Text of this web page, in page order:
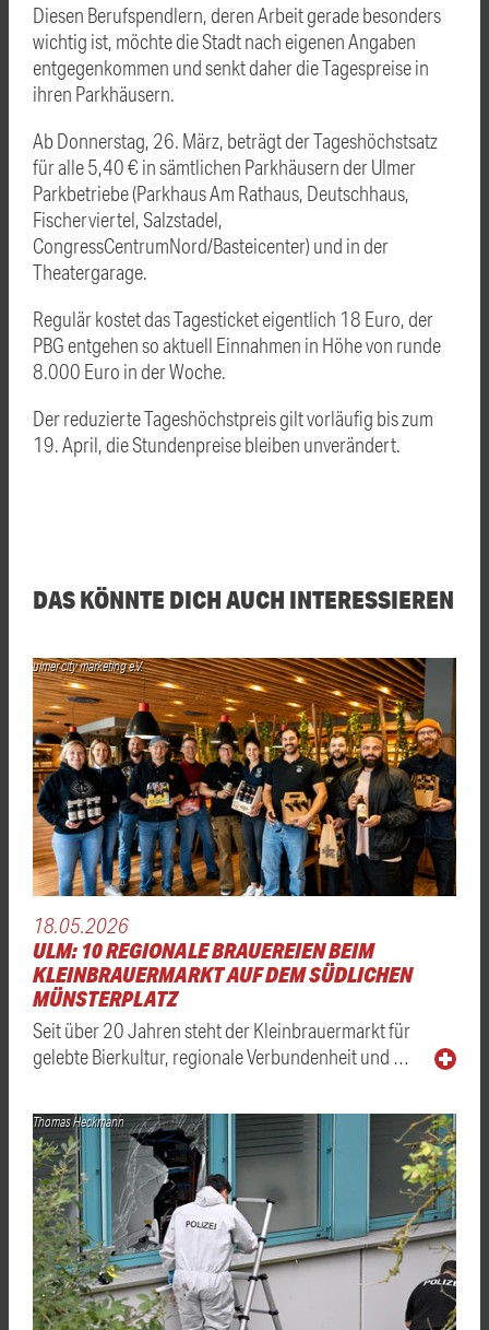
Diesen Berufspendlern, deren Arbeit gerade besonders
wichtig ist, möchte die Stadt nach eigenen Angaben
entgegenkommen und senkt daher die Tagespreise in
ihren Parkhäusern.
Ab Donnerstag, 26. März, beträgt der Tageshöchstsatz
für alle 5,40 € in sämtlichen Parkhäusern der Ulmer
Parkbetriebe (Parkhaus Am Rathaus, Deutschhaus,
Fischerviertel, Salzstadel,
CongressCentrumNord/Basteicenter) und in der
Theatergarage.
Regulär kostet das Tagesticket eigentlich 18 Euro, der
PBG entgehen so aktuell Einnahmen in Höhe von runde
8.000 Euro in der Woche.
Der reduzierte Tageshöchstpreis gilt vorläufig bis zum
19. April, die Stundenpreise bleiben unverändert.
DAS KÖNNTE DICH AUCH INTERESSIEREN
ulmer city marketing e.V.
18.05.2026
ULM: 10 REGIONALE BRAUEREIEN BEIM
KLEINBRAUERMARKT AUF DEM SÜDLICHEN
MÜNSTERPLATZ
Seit über 20 Jahren steht der Kleinbrauermarkt für
gelebte Bierkultur, regionale Verbundenheit und …
Thomas Heckmann